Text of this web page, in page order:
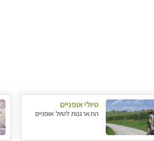
טיולי אופניים
התארגנות לטיול אופניים